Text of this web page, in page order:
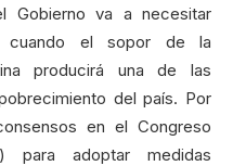
Gobierno va a necesitar
cuando el sopor de la
producirá una de las
del país. Por
en el Congreso
para adoptar medidas